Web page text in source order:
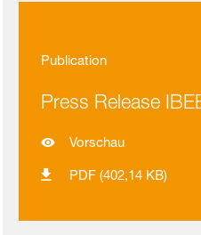
Publication
Press Release
Vorschau
PDF (402,14 KB)